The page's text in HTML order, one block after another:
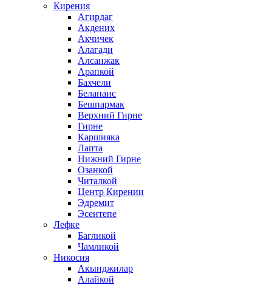
Кирения
Агирдаг
Акдених
Акчичек
Алагади
Алсанжак
Арапкой
Бахчели
Белапаис
Бешпармак
Верхний Гирне
Гирне
Каршияка
Лапта
Нижний Гирне
Озанкой
Читалкой
Центр Кирении
Эдремит
Эсентепе
Лефке
Багликой
Чамликой
Никосия
Акынджилар
Алайкой